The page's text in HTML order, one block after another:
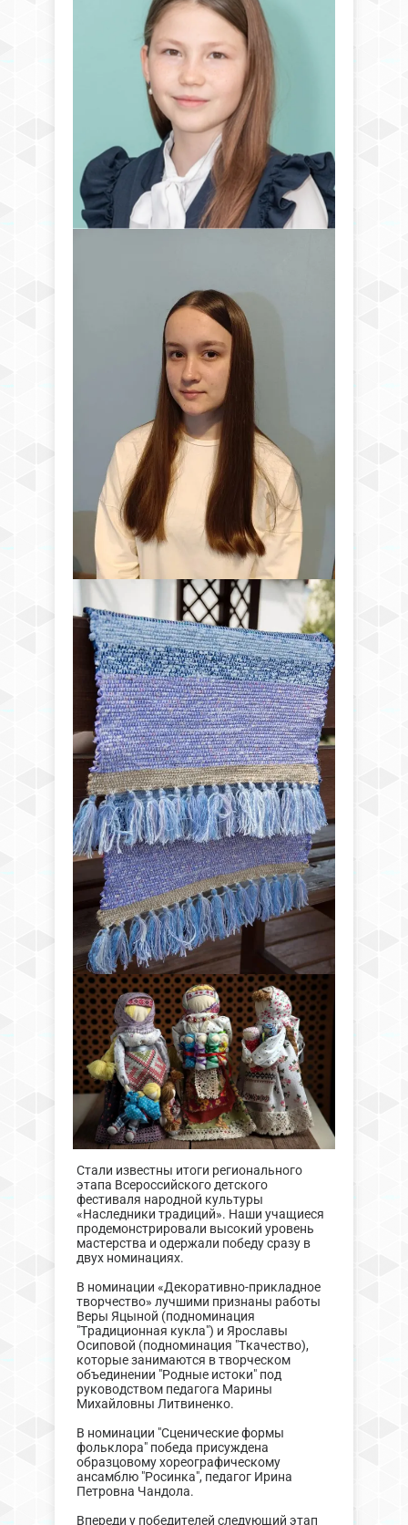
Стали известны итоги регионального
этапа Всероссийского детского
фестиваля народной культуры
«Наследники традиций». Наши учащиеся
продемонстрировали высокий уровень
мастерства и одержали победу сразу в
двух номинациях.
В номинации «Декоративно-прикладное
творчество» лучшими признаны работы
Веры Яцыной (подноминация
"Традиционная кукла") и Ярославы
Осиповой (подноминация "Ткачество),
которые занимаются в творческом
объединении "Родные истоки" под
руководством педагога Марины
Михайловны Литвиненко.
В номинации "Сценические формы
фольклора" победа присуждена
образцовому хореографическому
ансамблю "Росинка", педагог Ирина
Петровна Чандола.
Впереди у победителей следующий этап